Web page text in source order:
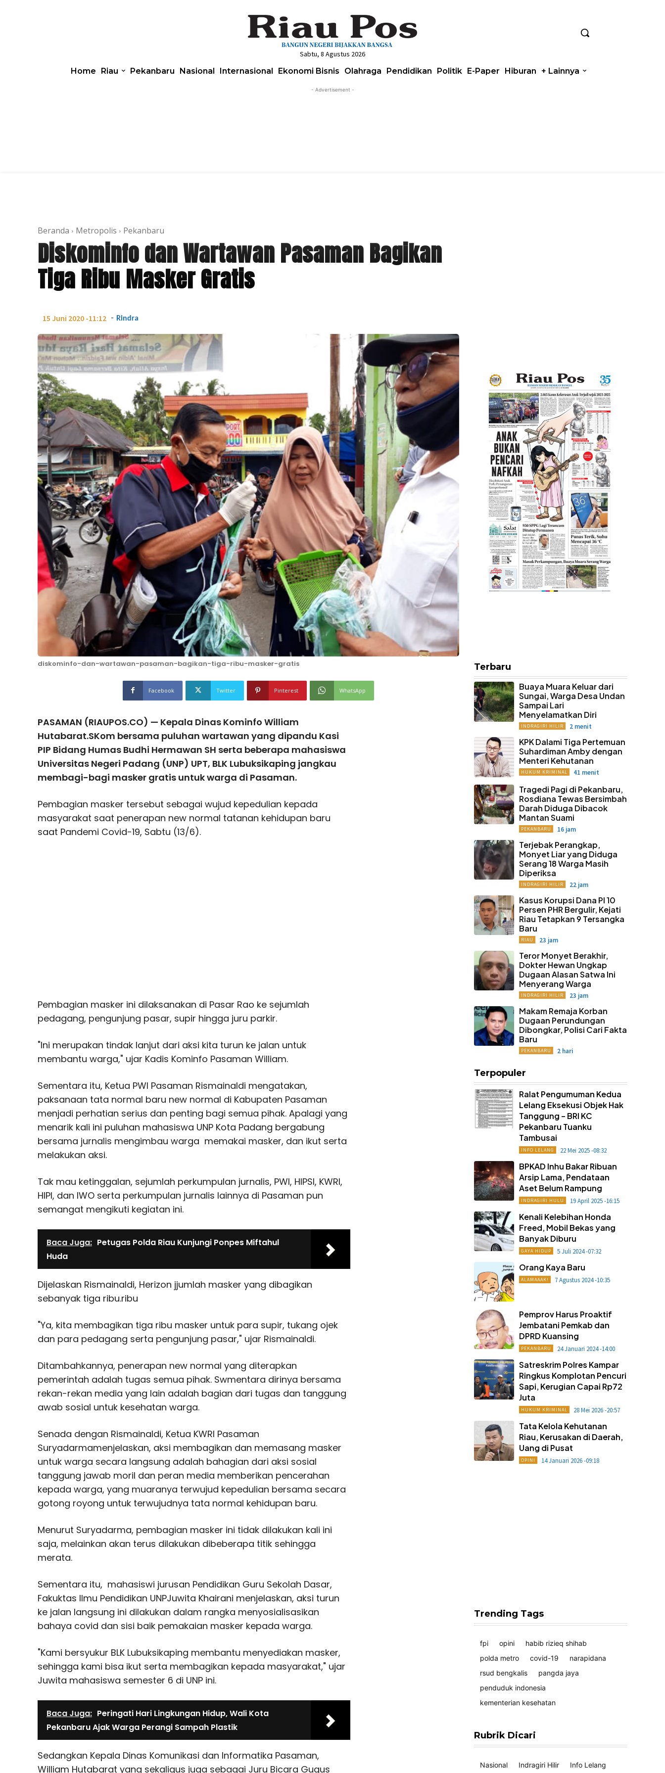
Sabtu, 8 Agustus 2026
Home Riau Pekanbaru Nasional Internasional Ekonomi Bisnis Olahraga Pendidikan Politik E-Paper Hiburan + Lainnya
- Advertisement -
Beranda Metropolis Pekanbaru
Diskominfo dan Wartawan Pasaman Bagikan
Tiga Ribu Masker Gratis
15 Juni 2020 -11:12 - Rindra
diskominfo-dan-wartawan-pasaman-bagikan-tiga-ribu-masker-gratis
Facebook Twitter Pinterest WhatsApp
PASAMAN (RIAUPOS.CO) — Kepala Dinas Kominfo William
Hutabarat.SKom bersama puluhan wartawan yang dipandu Kasi
PIP Bidang Humas Budhi Hermawan SH serta beberapa mahasiswa
Universitas Negeri Padang (UNP) UPT, BLK Lubuksikaping jangkau
membagi-bagi masker gratis untuk warga di Pasaman.
Pembagian masker tersebut sebagai wujud kepedulian kepada
masyarakat saat penerapan new normal tatanan kehidupan baru
saat Pandemi Covid-19, Sabtu (13/6).
Pembagian masker ini dilaksanakan di Pasar Rao ke sejumlah
pedagang, pengunjung pasar, supir hingga juru parkir.
"Ini merupakan tindak lanjut dari aksi kita turun ke jalan untuk
membantu warga," ujar Kadis Kominfo Pasaman William.
Sementara itu, Ketua PWI Pasaman Rismainaldi mengatakan,
paksanaan tata normal baru new normal di Kabupaten Pasaman
menjadi perhatian serius dan penting bagi semua pihak. Apalagi yang
menarik kali ini puluhan mahasiswa UNP Kota Padang bergabung
bersama jurnalis mengimbau warga memakai masker, dan ikut serta
melakukan aksi.
Tak mau ketinggalan, sejumlah perkumpulan jurnalis, PWI, HIPSI, KWRI,
HIPI, dan IWO serta perkumpulan jurnalis lainnya di Pasaman pun
semangat mengikuti kegiatan ini.
Baca Juga: Petugas Polda Riau Kunjungi Ponpes Miftahul
Huda
Dijelaskan Rismainaldi, Herizon jjumlah masker yang dibagikan
sebanyak tiga ribu.ribu
"Ya, kita membagikan tiga ribu masker untuk para supir, tukang ojek
dan para pedagang serta pengunjung pasar," ujar Rismainaldi.
Ditambahkannya, penerapan new normal yang diterapkan
pemerintah adalah tugas semua pihak. Swmentara dirinya bersama
rekan-rekan media yang lain adalah bagian dari tugas dan tanggung
awab sosial untuk kesehatan warga.
Senada dengan Rismainaldi, Ketua KWRI Pasaman
Suryadarmamenjelaskan, aksi membagikan dan memasang masker
untuk warga secara langsung adalah bahagian dari aksi sosial
tanggung jawab moril dan peran media memberikan pencerahan
kepada warga, yang muaranya terwujud kepedulian bersama secara
gotong royong untuk terwujudnya tata normal kehidupan baru.
Menurut Suryadarma, pembagian masker ini tidak dilakukan kali ini
saja, melainkan akan terus dilakukan dibeberapa titik sehingga
merata.
Sementara itu, mahasiswi jurusan Pendidikan Guru Sekolah Dasar,
Fakuktas Ilmu Pendidikan UNPJuwita Khairani menjelaskan, aksi turun
ke jalan langsung ini dilakukan dalam rangka menyosialisasikan
bahaya covid dan sisi baik pemakaian masker kepada warga.
"Kami bersyukur BLK Lubuksikaping membantu menyediakan masker,
sehingga kami bisa ikut serta membagikan kepada masyarakat," ujar
Juwita mahasiswa semester 6 di UNP ini.
Baca Juga: Peringati Hari Lingkungan Hidup, Wali Kota
Pekanbaru Ajak Warga Perangi Sampah Plastik
Sedangkan Kepala Dinas Komunikasi dan Informatika Pasaman,
William Hutabarat yang sekaligus juga sebagai Juru Bicara Gugus
Terbaru
Buaya Muara Keluar dari
Sungai, Warga Desa Undan
Sampai Lari
Menyelamatkan Diri
INDRAGIRI HILIR 2 menit
KPK Dalami Tiga Pertemuan
Suhardiman Amby dengan
Menteri Kehutanan
HUKUM KRIMINAL 41 menit
Tragedi Pagi di Pekanbaru,
Rosdiana Tewas Bersimbah
Darah Diduga Dibacok
Mantan Suami
PEKANBARU 16 jam
Terjebak Perangkap,
Monyet Liar yang Diduga
Serang 18 Warga Masih
Diperiksa
INDRAGIRI HILIR 22 jam
Kasus Korupsi Dana PI 10
Persen PHR Bergulir, Kejati
Riau Tetapkan 9 Tersangka
Baru
RIAU 23 jam
Teror Monyet Berakhir,
Dokter Hewan Ungkap
Dugaan Alasan Satwa Ini
Menyerang Warga
INDRAGIRI HILIR 23 jam
Makam Remaja Korban
Dugaan Perundungan
Dibongkar, Polisi Cari Fakta
Baru
PEKANBARU 2 hari
Terpopuler
Ralat Pengumuman Kedua
Lelang Eksekusi Objek Hak
Tanggung – BRI KC
Pekanbaru Tuanku
Tambusai
INFO LELANG 22 Mei 2025 -08:32
BPKAD Inhu Bakar Ribuan
Arsip Lama, Pendataan
Aset Belum Rampung
INDRAGIRI HULU 19 April 2025 -16:15
Kenali Kelebihan Honda
Freed, Mobil Bekas yang
Banyak Diburu
GAYA HIDUP 5 Juli 2024 -07:32
Orang Kaya Baru
ALAMAAAK! 7 Agustus 2024 -10:35
Pemprov Harus Proaktif
Jembatani Pemkab dan
DPRD Kuansing
PEKANBARU 24 Januari 2024 -14:00
Satreskrim Polres Kampar
Ringkus Komplotan Pencuri
Sapi, Kerugian Capai Rp72
Juta
HUKUM KRIMINAL 28 Mei 2026 -20:57
Tata Kelola Kehutanan
Riau, Kerusakan di Daerah,
Uang di Pusat
OPINI 14 Januari 2026 -09:18
Trending Tags
fpi opini
habib rizieq shihab
polda metro
covid-19
narapidana
rsud bengkalis
pangda jaya
penduduk indonesia
kementerian kesehatan
Rubrik Dicari
Nasional Indragiri Hilir Info Lelang